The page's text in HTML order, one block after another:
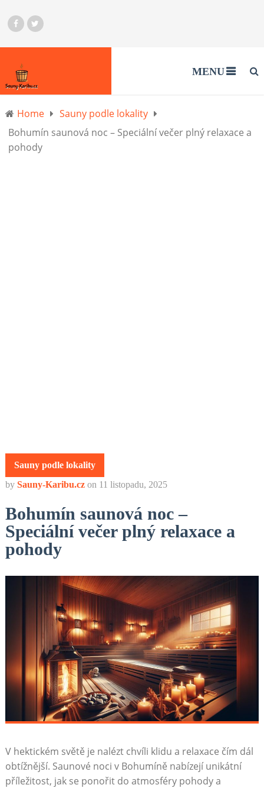
MENU
Home
Sauny podle lokality
Bohumín saunová noc – Speciální večer plný relaxace a
pohody
Sauny podle lokality
by Sauny-Karibu.cz on 11 listopadu, 2025
Bohumín saunová noc –
Speciální večer plný relaxace a
pohody
V hektickém světě je nalézt chvíli​ klidu a relaxace čím dál
obtížnější. Saunové noci v Bohumíně nabízejí unikátní⁣
příležitost, ‌jak se ponořit do atmosféry pohody⁢ a